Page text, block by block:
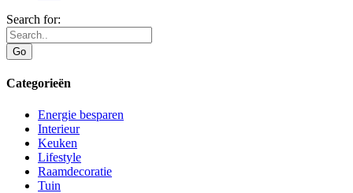
Search for:
Categorieën
Energie besparen
Interieur
Keuken
Lifestyle
Raamdecoratie
Tuin